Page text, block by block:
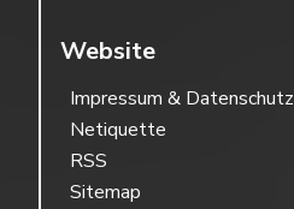
Website
Impressum & Datenschutz
Netiquette
RSS
Sitemap